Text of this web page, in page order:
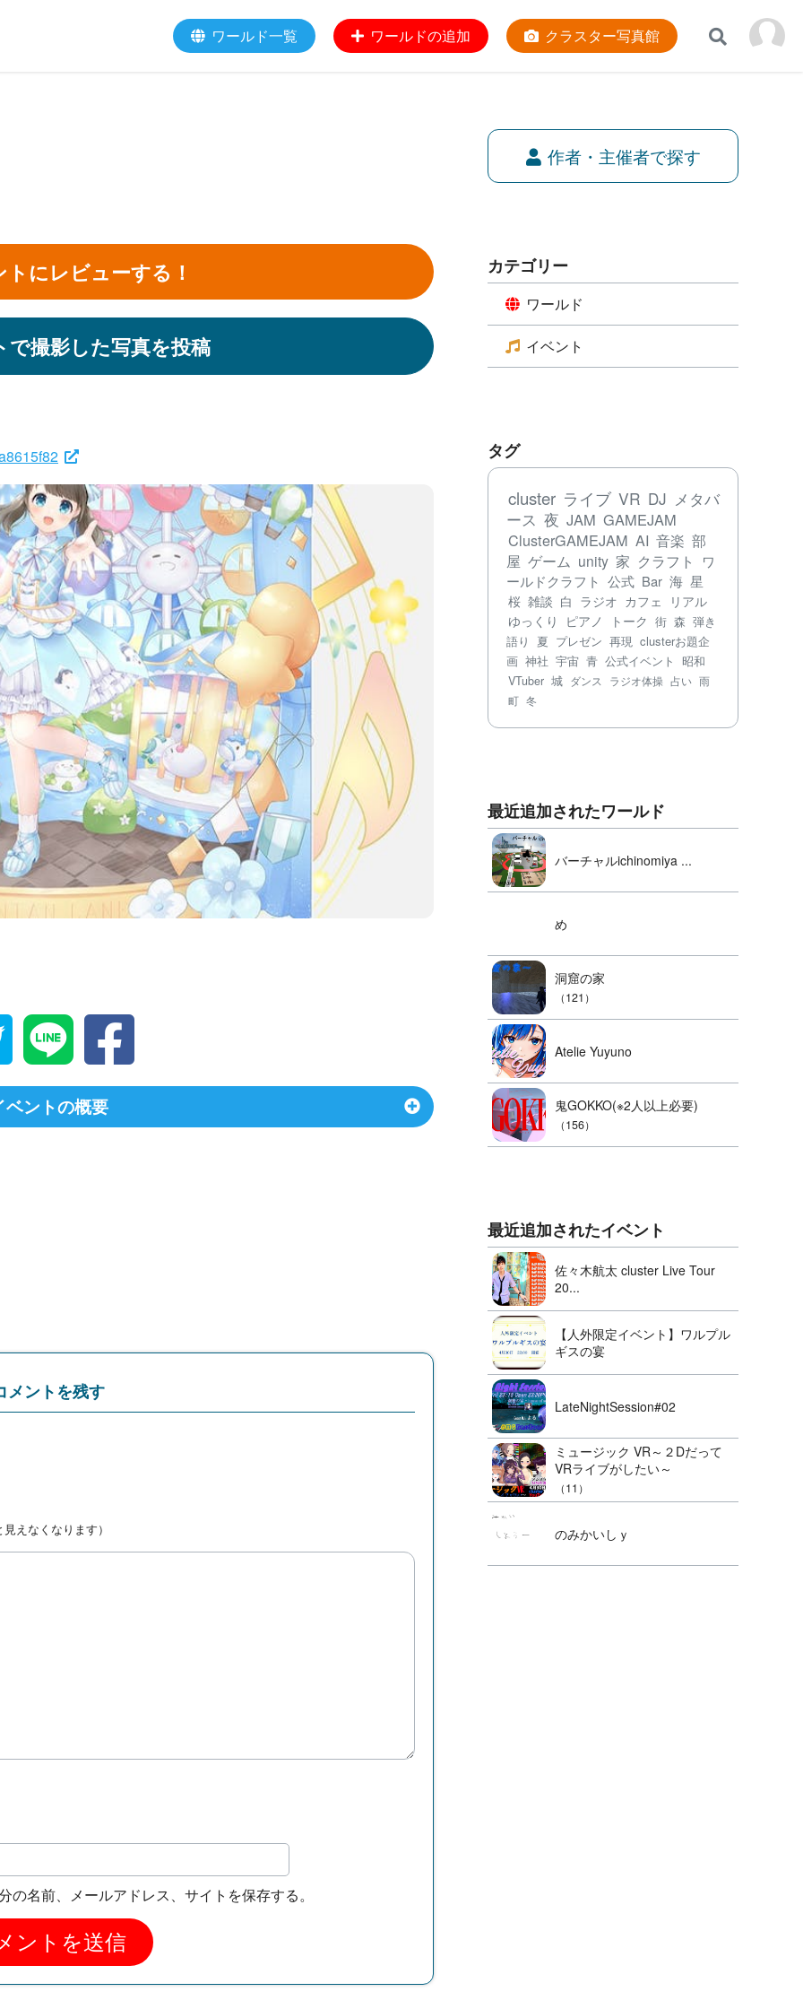
ワールド一覧 ワールドの追加 クラスター写真館
にレビューする！
撮影した写真を投稿
ベントの概要
メントを残す
えなくなります）
名前、メールアドレス、サイトを保存する。
作者・主催者で探す
カテゴリー
ワールド
イベント
タグ
cluster ライブ VR DJ メタバ
ース 夜 JAM GAMEJAM
ClusterGAMEJAM AI 音楽 部
屋 ゲーム unity 家 クラフト
ワ
ールドクラフト 公式 Bar 海 星
桜 雑談 白 ラジオ カフェ
リアル
ゆっくり
ピアノ トーク 街 森 弾き
語り
夏 プレゼン 再現 clusterお題企
画 神社 宇宙 青 公式イベント 昭和
VTuber 城 ダンス ラジオ体操 占い 雨
町 冬
最近追加されたワールド
バーチャルichinomiya ...
め
洞窟の家
（121）
Atelie Yuyuno
鬼GOKKO(※2人以上必要)
（156）
最近追加されたイベント
佐々木航太 cluster Live Tour
20...
【人外限定イベント】ワルプル
ギスの宴
LateNightSession#02
ミュージック VR～２Dだって
VRライブがしたい～
（11）
のみかいしｙ